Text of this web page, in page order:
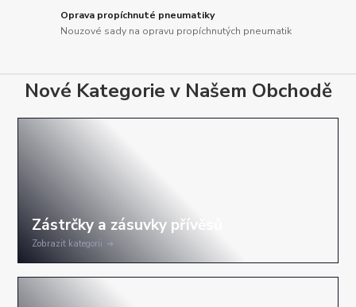
Oprava propíchnuté pneumatiky
Nouzové sady na opravu propíchnutých pneumatik
Nové Kategorie v Našem Obchodě
Zobrazit kategorii